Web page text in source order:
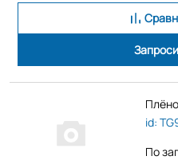
id:
По